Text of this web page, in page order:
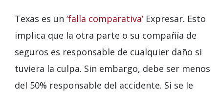
Texas es un ‘falla comparativa’ Expresar. Esto
implica que la otra parte o su compañía de
seguros es responsable de cualquier daño si
tuviera la culpa. Sin embargo, debe ser menos
del 50% responsable del accidente. Si se le